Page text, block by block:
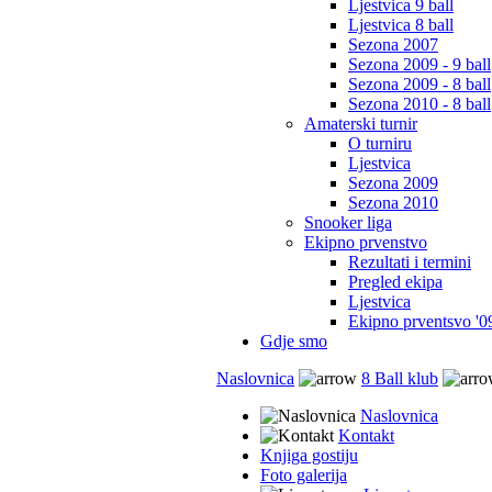
Ljestvica 9 ball
Ljestvica 8 ball
Sezona 2007
Sezona 2009 - 9 ball
Sezona 2009 - 8 ball
Sezona 2010 - 8 ball
Amaterski turnir
O turniru
Ljestvica
Sezona 2009
Sezona 2010
Snooker liga
Ekipno prvenstvo
Rezultati i termini
Pregled ekipa
Ljestvica
Ekipno prventsvo
Gdje smo
Naslovnica
8 Ball klub
Naslovnica
Kontakt
Knjiga gostiju
Foto galerija